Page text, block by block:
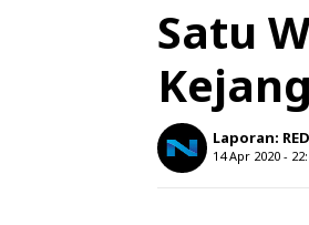
Satu
Laporan:
14 Apr 2020 -